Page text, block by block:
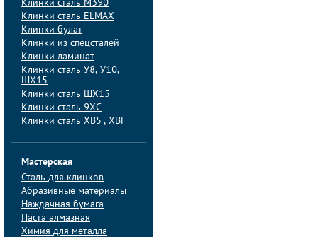
Клинки сталь M390
Клинки сталь ELMAX
Клинки булат
Клинки из спецсталей
Клинки ламинат
Клинки сталь У8, У10,
ШХ15
Клинки сталь ШХ15
Клинки сталь 9ХС
Клинки сталь ХВ5 , ХВГ
Мастерская
Сталь для клинков
Абразивные материалы
Наждачная бумага
Паста алмазная
Химия для металла